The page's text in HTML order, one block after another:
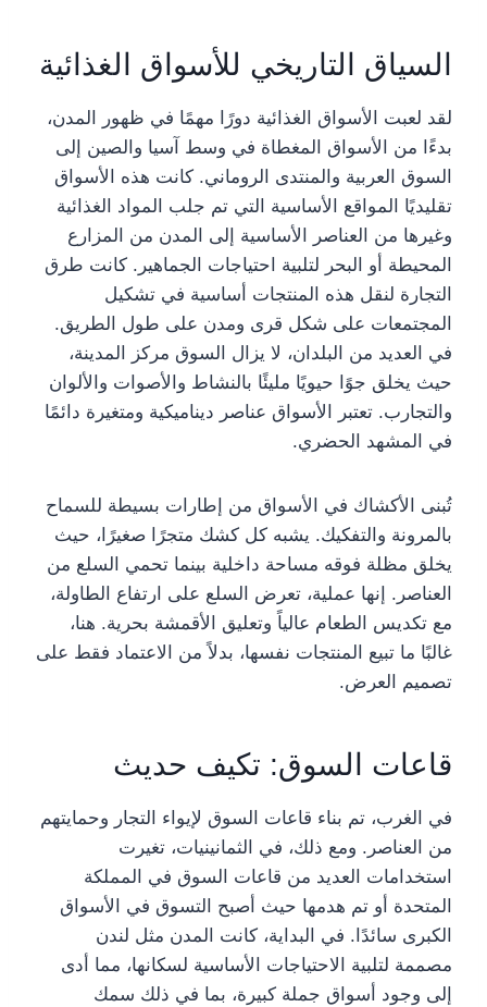
السياق التاريخي للأسواق الغذائية
لقد لعبت الأسواق الغذائية دورًا مهمًا في ظهور المدن،
بدءًا من الأسواق المغطاة في وسط آسيا والصين إلى
السوق العربية والمنتدى الروماني. كانت هذه الأسواق
تقليديًا المواقع الأساسية التي تم جلب المواد الغذائية
وغيرها من العناصر الأساسية إلى المدن من المزارع
المحيطة أو البحر لتلبية احتياجات الجماهير. كانت طرق
التجارة لنقل هذه المنتجات أساسية في تشكيل
المجتمعات على شكل قرى ومدن على طول الطريق.
في العديد من البلدان، لا يزال السوق مركز المدينة،
حيث يخلق جوًا حيويًا مليئًا بالنشاط والأصوات والألوان
والتجارب. تعتبر الأسواق عناصر ديناميكية ومتغيرة دائمًا
في المشهد الحضري.
تُبنى الأكشاك في الأسواق من إطارات بسيطة للسماح
بالمرونة والتفكيك. يشبه كل كشك متجرًا صغيرًا، حيث
يخلق مظلة فوقه مساحة داخلية بينما تحمي السلع من
العناصر. إنها عملية، تعرض السلع على ارتفاع الطاولة،
مع تكديس الطعام عالياً وتعليق الأقمشة بحرية. هنا،
غالبًا ما تبيع المنتجات نفسها، بدلاً من الاعتماد فقط على
تصميم العرض.
قاعات السوق: تكيف حديث
في الغرب، تم بناء قاعات السوق لإيواء التجار وحمايتهم
من العناصر. ومع ذلك، في الثمانينيات، تغيرت
استخدامات العديد من قاعات السوق في المملكة
المتحدة أو تم هدمها حيث أصبح التسوق في الأسواق
الكبرى سائدًا. في البداية، كانت المدن مثل لندن
مصممة لتلبية الاحتياجات الأساسية لسكانها، مما أدى
إلى وجود أسواق جملة كبيرة، بما في ذلك سمك